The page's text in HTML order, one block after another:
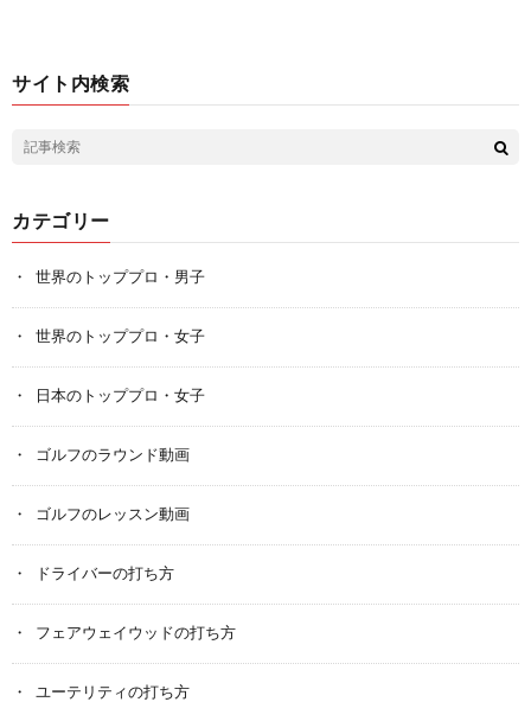
サイト内検索
カテゴリー
世界のトッププロ・男子
世界のトッププロ・女子
日本のトッププロ・女子
ゴルフのラウンド動画
ゴルフのレッスン動画
ドライバーの打ち方
フェアウェイウッドの打ち方
ユーテリティの打ち方